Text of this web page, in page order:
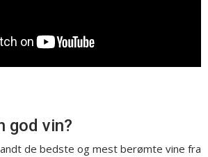
god vin?
de bedste og mest berømte vine fra